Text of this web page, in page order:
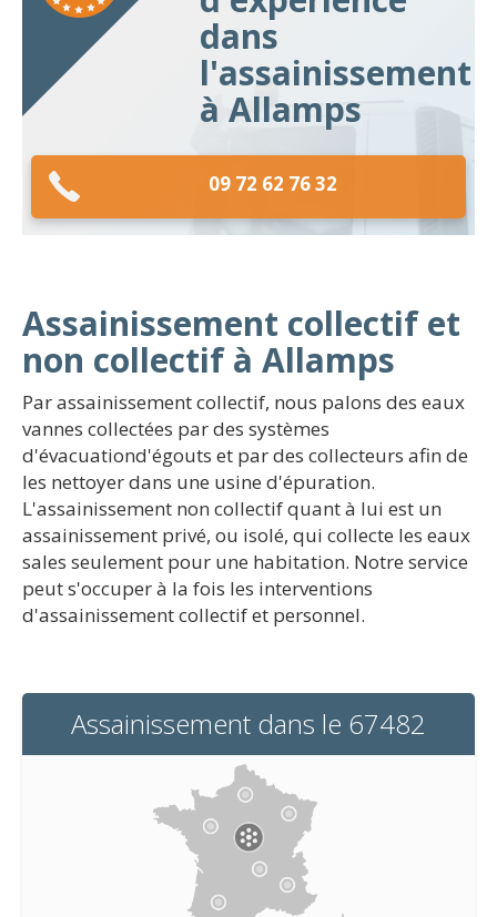
dans
l'assainissement
à Allamps
09 72 62 76 32
Assainissement collectif et
non collectif à Allamps
Par assainissement collectif, nous palons des eaux
vannes collectées par des systèmes
d'évacuationd'égouts et par des collecteurs afin de
les nettoyer dans une usine d'épuration.
L'assainissement non collectif quant à lui est un
assainissement privé, ou isolé, qui collecte les eaux
sales seulement pour une habitation. Notre service
peut s'occuper à la fois les interventions
d'assainissement collectif et personnel.
Assainissement dans le 67482